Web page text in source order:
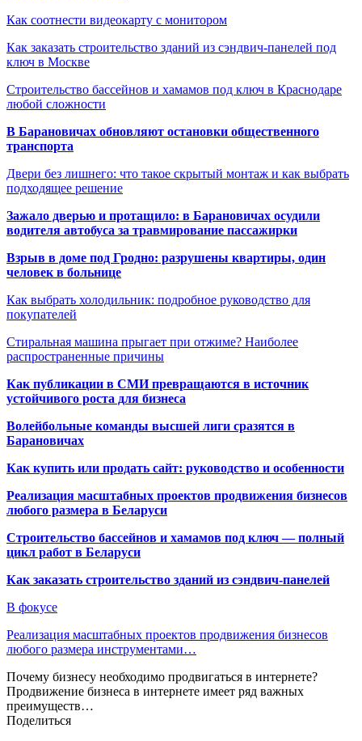
Как соотнести видеокарту с монитором
Как заказать строительство зданий из сэндвич-панелей под
ключ в Москве
Строительство бассейнов и хамамов под ключ в Краснодаре
любой сложности
В Барановичах обновляют остановки общественного
транспорта
Двери без лишнего: что такое скрытый монтаж и как выбрать
подходящее решение
Зажало дверью и протащило: в Барановичах осудили
водителя автобуса за травмирование пассажирки
Взрыв в доме под Гродно: разрушены квартиры, один
человек в больнице
Как выбрать холодильник: подробное руководство для
покупателей
Стиральная машина прыгает при отжиме? Наиболее
распространенные причины
Как публикации в СМИ превращаются в источник
устойчивого роста для бизнеса
Волейбольные команды высшей лиги сразятся в
Барановичах
Как купить или продать сайт: руководство и особенности
Реализация масштабных проектов продвижения бизнесов
любого размера в Беларуси
Строительство бассейнов и хамамов под ключ — полный
цикл работ в Беларуси
Как заказать строительство зданий из сэндвич-панелей
В фокусе
Реализация масштабных проектов продвижения бизнесов
любого размера инструментами…
Почему бизнесу необходимо продвигаться в интернете?
Продвижение бизнеса в интернете имеет ряд важных
преимуществ…
Поделиться